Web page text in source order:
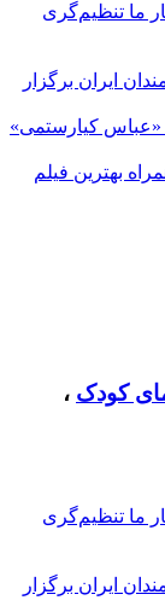
ما تنظیم‌گری
ایران برگزار
«عباس کیارستمی»
بهترین فیلم
کودک ،
ما تنظیم‌گری
ایران برگزار